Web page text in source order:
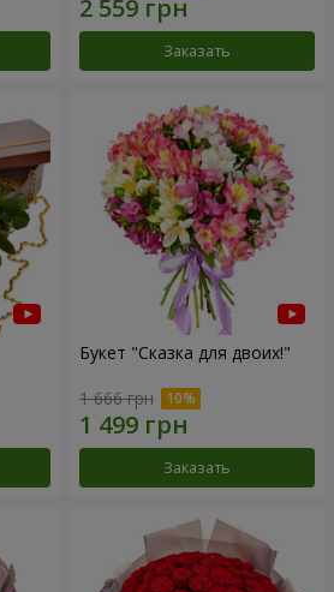
Заказать
Букет "Сказка для двоих!"
1 666 грн
Заказать